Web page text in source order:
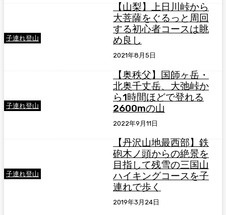
子連れ登山
【山梨】上日川峠から
大菩薩をぐるっと周回
する初心者コースは眺
め良し
2021年8月5日
子連れ登山
【奥秩父】国師ヶ岳・
北奥千丈岳、大弛峠か
ら1時間ほどで登れる
2600mの山
2022年9月11日
子連れ登山
【丹沢山地最西部】鉄
砲木ノ頭からの絶景を
目指して残雪の三国山
ハイキングコースを子
連れで歩く
2019年3月24日